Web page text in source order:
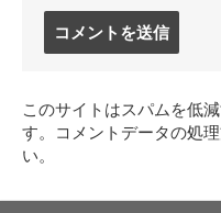
す
る
このサイトはスパムを低
す。
コメントデータの処
い。